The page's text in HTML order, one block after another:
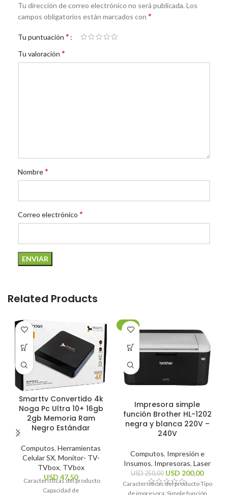
Tu dirección de correo electrónico no será publicada. Los
campos obligatorios están marcados con *
Tu puntuación *
Tu valoración *
Nombre*
Correo electrónico *
Related Products
Smarttv Convertido 4k
Noga Pc Ultra 10+ 16gb
2gb Memoria Ram
Negro Estándar
Computos, Herramientas
Celular SX, Monitor- TV-
TVbox, TVbox
USD 47,50
Características del producto
Capacidad de
-20%
Impresora simple
función Brother HL-1202
negra y blanca 220V –
240V
Computos, Impresión e
Insumos, Impresoras, Laser
USD250,00 USD 200,00
Características del producto Tipo
de impresora: Simple función